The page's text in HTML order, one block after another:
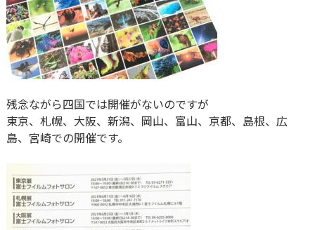
残念ながら四国では開催がないのですが
東京、札幌、大阪、新潟、岡山、富山、京都、島根、広
島、宮崎での開催です。